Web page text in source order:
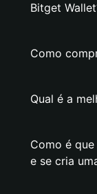
Bitget
Como
Qual é a
Como é
e se cria